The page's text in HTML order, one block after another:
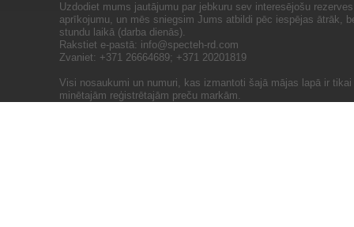
Uzdodiet mums jautājumu par jebkuru sev interesējošu
aprīkojumu, un mēs sniegsim Jums atbildi pēc iespējas ātrāk,
stundu laikā (darba dienās).
Rakstiet e-pastā: info@specteh-rd.com
Zvaniet: +371 26664689; +371 20201819
Visi nosaukumi un numuri, kas izmantoti šajā mājas lapā ir
minētajām reģistrētajām preču markām.